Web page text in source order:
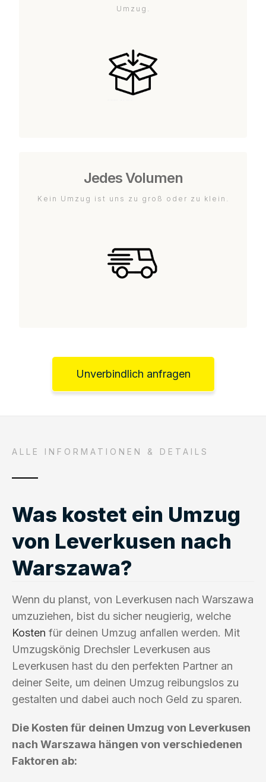
Umzug.
Jedes Volumen
Kein Umzug ist uns zu groß oder zu klein.
Unverbindlich anfragen
ALLE INFORMATIONEN & DETAILS
Was kostet ein Umzug
von Leverkusen nach
Warszawa?
Wenn du planst, von Leverkusen nach Warszawa
umzuziehen, bist du sicher neugierig, welche
Kosten für deinen Umzug anfallen werden. Mit
Umzugskönig Drechsler Leverkusen aus
Leverkusen hast du den perfekten Partner an
deiner Seite, um deinen Umzug reibungslos zu
gestalten und dabei auch noch Geld zu sparen.
Die Kosten für deinen Umzug von Leverkusen
nach Warszawa hängen von verschiedenen
Faktoren ab: